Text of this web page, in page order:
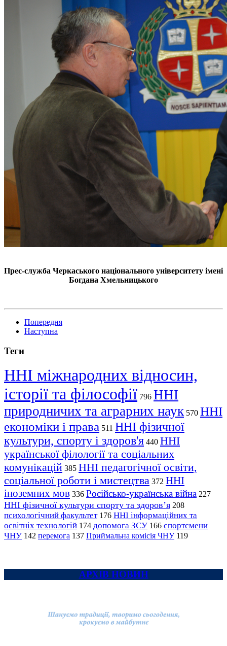
Прес-служба Черкаського національного університету імені
Богдана Хмельницького
Попередня
Наступна
Теги
ННІ міжнародних відносин,
історії та філософії 796 ННІ
природничих та аграрних наук 570 ННІ
економіки і права 511 ННІ фізичної
культури, спорту і здоров'я 440 ННІ
української філології та соціальних
комунікацій 385 ННІ педагогічної освіти,
соціальної роботи і мистецтва 372 ННІ
іноземних мов 336 Російсько-українська війна 227
ННІ фізичної культури спорту та здоров’я 208
психологічний факультет 176 ННІ інформаційних та
освітніх технологій 174 допомога ЗСУ 166 спортсмени
ЧНУ 142 перемога 137 Приймальна комісія ЧНУ 119
АРХІВ НОВИН